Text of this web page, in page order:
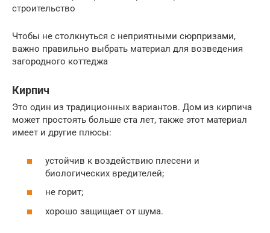
строительство
Чтобы не столкнуться с неприятными сюрпризами,
важно правильно выбрать материал для возведения
загородного коттеджа
Кирпич
Это один из традиционных вариантов. Дом из кирпича
может простоять больше ста лет, также этот материал
имеет и другие плюсы:
устойчив к воздействию плесени и
биологических вредителей;
не горит;
хорошо защищает от шума.